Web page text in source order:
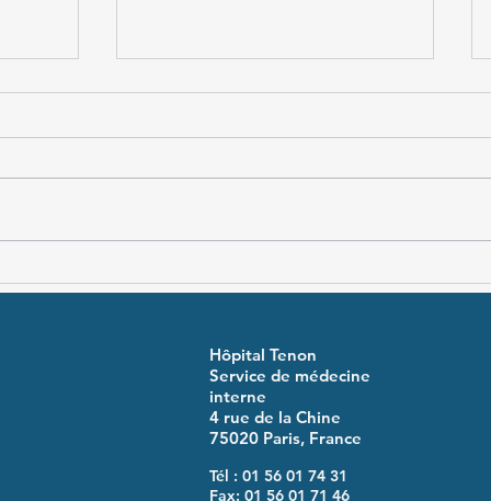
Hôpital Tenon
Service de médecine
interne
4 rue de la Chine
75020 Paris, France
Tél : 01 56 01 74 31
Fax: 01 56 01 71 46